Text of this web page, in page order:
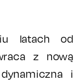
latach od
z nową
i